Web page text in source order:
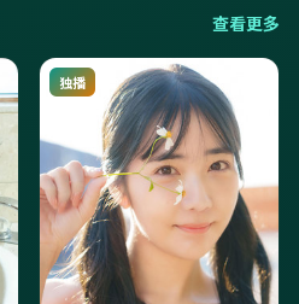
查看更多
独播